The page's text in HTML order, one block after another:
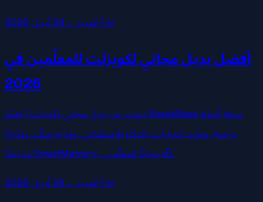
اقرأ المزيد →28 أبريل 2026
أفضل بديل مجاني لكويزلت للمعلّمين في
2026
تبحث عن بديل مجاني لكويزلت؟ تقدّم SpeakBase سبعة أنماط
دراسة، وتوليد اختبارات بالذكاء الاصطناعي، وإدارة صفّ، وتكرارًا
متباعدًا SmartMemory، كلّه مجانًا للمعلّمين.
اقرأ المزيد →28 أبريل 2026